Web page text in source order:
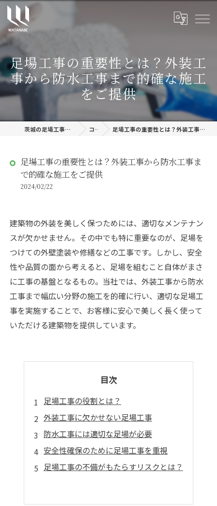
足場工事の重要性とは？外装工
事から防水工事まで的確な施工
をご提供
茨城の足場工事なら株式会社渡邊建設 コラム 足場工事の重要性とは？外装工事から防水工事まで的確な施工をご提供
足場工事の重要性とは？外装工事から防水工事ま
で的確な施工をご提供
2024/02/22
建築物の外装を美しく保つためには、適切なメンテナン
スが欠かせません。その中でも特に重要なのが、足場を
つけての外壁塗装や修繕などの工事です。しかし、安全
性や品質の面から考えると、足場を組むこと自体がまさ
に工事の基盤となるもの。当社では、外装工事から防水
工事まで幅広い分野の施工を的確に行い、適切な足場工
事を実施することで、お客様に安心で美しく長く使って
いただける建築物を提供しています。
目次
足場工事の役割とは？
外装工事に欠かせない足場工事
防水工事には適切な足場が必要
安全性確保のために足場工事を重視
足場工事の不備がもたらすリスクとは？